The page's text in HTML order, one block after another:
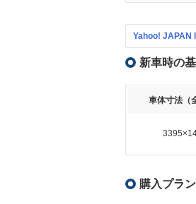
Yahoo! JAPAN
新車時の
車体寸法（
購入プラ